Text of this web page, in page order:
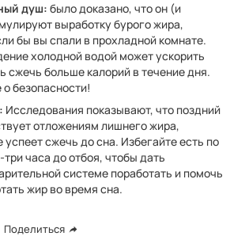
душ:было доказано, что он (и
выработку бурого жира,
бы вы спали в прохладной комнате.
холодной водой может ускорить
сжечь больше калорий в течение дня.
безопасности!
Исследования показывают, что поздний
отложениям лишнего жира,
успеет сжечь до сна. Избегайте есть по
часа до отбоя, чтобы дать
системе поработать и помочь
жир во время сна.
Поделиться